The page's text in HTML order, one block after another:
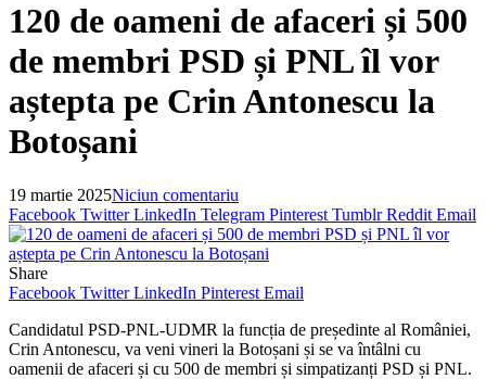
120 de oameni de afaceri și 500
de membri PSD și PNL îl vor
aștepta pe Crin Antonescu la
Botoșani
19 martie 2025Niciun comentariu
Facebook Twitter LinkedIn Telegram Pinterest Tumblr Reddit Email
Share
Facebook Twitter LinkedIn Pinterest Email
Candidatul PSD-PNL-UDMR la funcția de președinte al României,
Crin Antonescu, va veni vineri la Botoșani și se va întâlni cu
oamenii de afaceri și cu 500 de membri și simpatizanți PSD și PNL.